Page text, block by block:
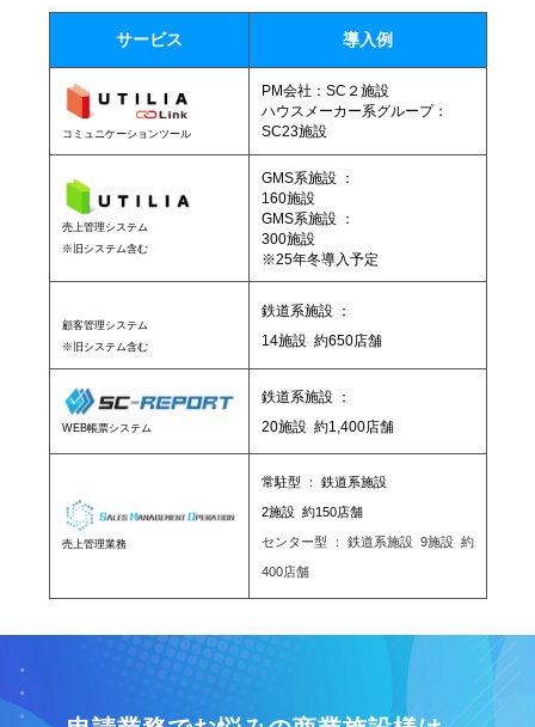
サービス 導入例
コミュニケーションツール
PM会社：SC２施設
ハウスメーカー系グループ：
SC23施設
売上管理システム
※旧システム含む
GMS系施設 ：
160施設
GMS系施設 ：
300施設
※25年冬導入予定
顧客管理システム
※旧システム含む
鉄道系施設 ：
14施設 約650店舗
鉄道系施設 ：
常駐型 ： 鉄道系施設
2施設 約150店舗
センター型 ： 鉄道系施設 9施設 約